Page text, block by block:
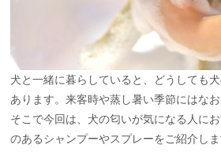
犬と一緒に暮らしていると、どうしても
あります。来客時や蒸し暑い季節にはな
そこで今回は、犬の匂いが気になる人に
のあるシャンプーやスプレーをご紹介しま